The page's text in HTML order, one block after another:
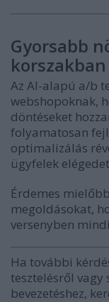
Gyorsabb
korszakban
Az AI-alapú a/b
webshopoknak,
döntéseket
folyamatosan
optimalizálás
ügyfelek
Érdemes
megoldásokat,
versenyben
Ha további
tesztelésről vagy
bevezetéshez,